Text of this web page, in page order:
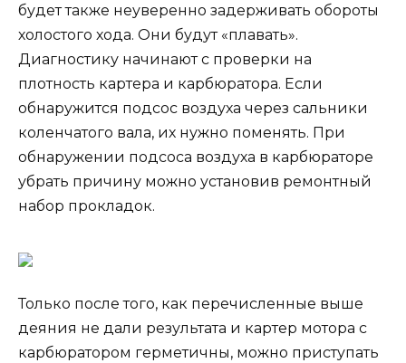
будет также неуверенно задерживать обороты
холостого хода. Они будут «плавать».
Диагностику начинают с проверки на
плотность картера и карбюратора. Если
обнаружится подсос воздуха через сальники
коленчатого вала, их нужно поменять. При
обнаружении подсоса воздуха в карбюраторе
убрать причину можно установив ремонтный
набор прокладок.
Только после того, как перечисленные выше
деяния не дали результата и картер мотора с
карбюратором герметичны, можно приступать